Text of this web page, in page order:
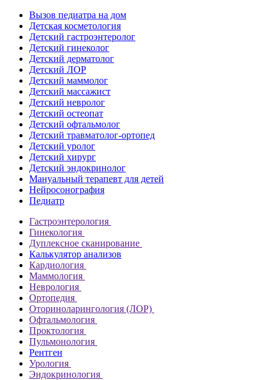
Вызов педиатра на дом
Детская косметология
Детский гастроэнтеролог
Детский гинеколог
Детский дерматолог
Детский ЛОР
Детский маммолог
Детский массажист
Детский невролог
Детский остеопат
Детский офтальмолог
Детский травматолог-ортопед
Детский уролог
Детский хирург
Детский эндокринолог
Мануальный терапевт для детей
Нейросонография
Педиатр
Гастроэнтерология
Гинекология
Дуплексное сканирование
Калькулятор анализов
Кардиология
Маммология
Неврология
Ортопедия
Оториноларингология (ЛОР)
Офтальмология
Проктология
Пульмонология
Рентген
Урология
Эндокринология